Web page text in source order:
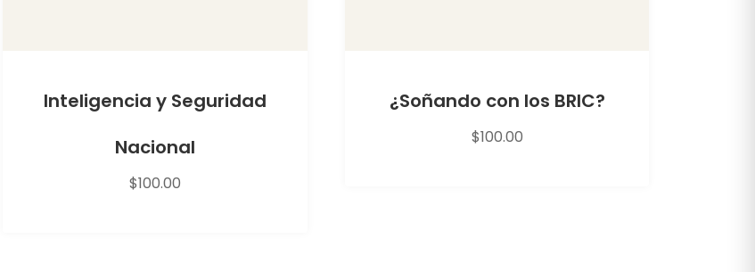
Inteligencia y Seguridad
Nacional
$100.00
¿Soñando con los BRIC?
$100.00